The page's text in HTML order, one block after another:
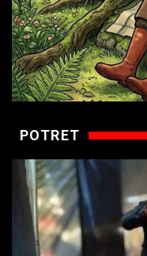
POTRET